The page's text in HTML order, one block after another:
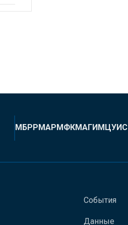
МБРРМАРМФКМАГИМЦУИС
События
Данные